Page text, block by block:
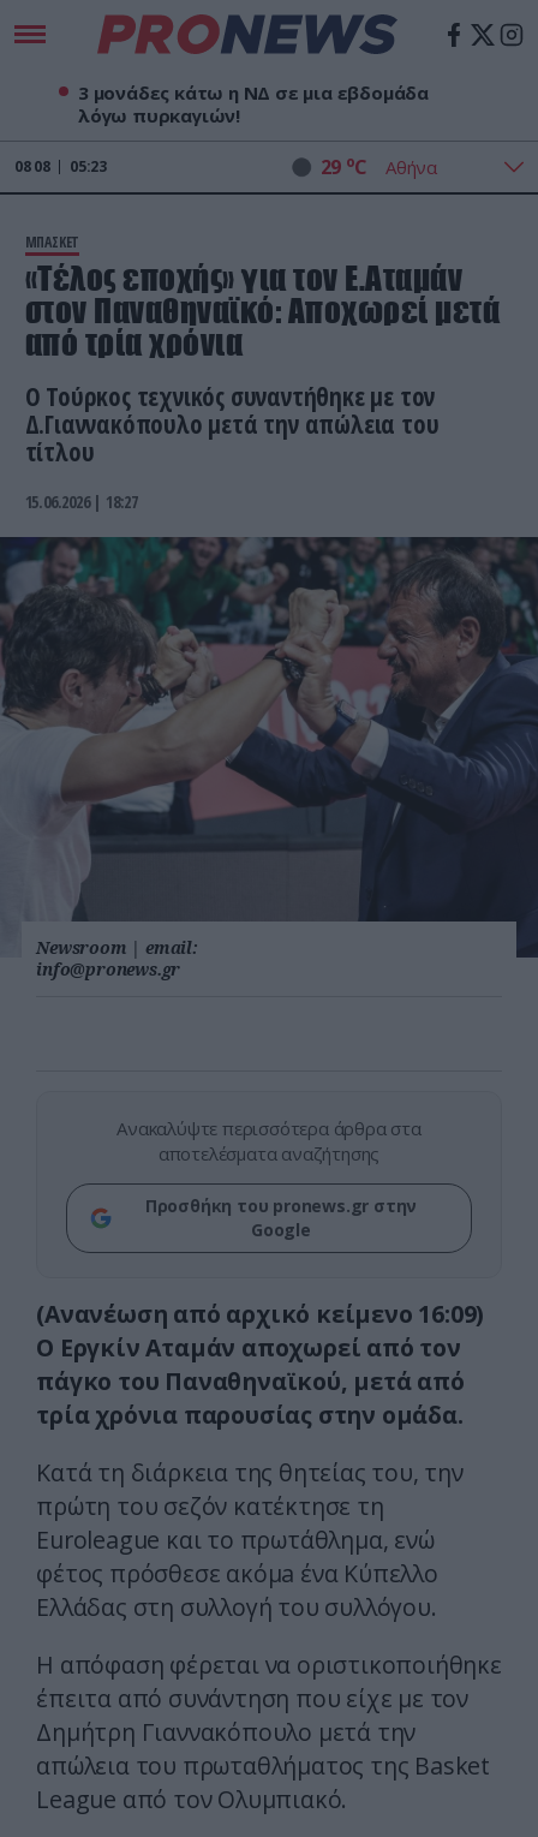
3 μονάδες κάτω η ΝΔ σε μια εβδομάδα
λόγω πυρκαγιών!
08 08 05:23 29 oC
ΜΠΑΣΚΕΤ
«Τέλος εποχής» για τον Ε.Αταμάν
στον Παναθηναϊκό: Αποχωρεί μετά
από τρία χρόνια
Ο Τούρκος τεχνικός συναντήθηκε με τον
Δ.Γιαννακόπουλο μετά την απώλεια του
τίτλου
15.06.2026 | 18:27
Newsroom | email:
info@pronews.gr
Ανακαλύψτε περισσότερα άρθρα στα
αποτελέσματα αναζήτησης
Προσθήκη του pronews.gr στην
Google
(Ανανέωση από αρχικό κείμενο 16:09)
Ο Εργκίν Αταμάν αποχωρεί από τον
πάγκο του Παναθηναϊκού, μετά από
τρία χρόνια παρουσίας στην ομάδα.
Κατά τη διάρκεια της θητείας του, την
πρώτη του σεζόν κατέκτησε τη
Euroleague και το πρωτάθλημα, ενώ
φέτος πρόσθεσε ακόμa ένα Κύπελλο
Ελλάδας στη συλλογή του συλλόγου.
Η απόφαση φέρεται να οριστικοποιήθηκε
έπειτα από συνάντηση που είχε με τον
Δημήτρη Γιαννακόπουλο μετά την
απώλεια του πρωταθλήματος της Basket
League από τον Ολυμπιακό.